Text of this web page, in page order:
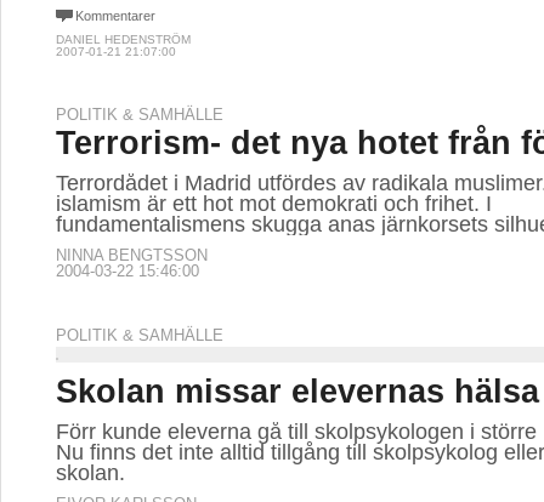
Kommentarer
DANIEL HEDENSTRÖM
2007-01-21 21:07:00
POLITIK & SAMHÄLLE
Terrorism- det nya hotet från
Terrordådet i Madrid utfördes av radikala
islamism är ett hot mot demokrati och frihet. I
fundamentalismens skugga anas järnkorsets
NINNA BENGTSSON
2004-03-22 15:46:00
POLITIK & SAMHÄLLE
Skolan missar elevernas hälsa
Förr kunde eleverna gå till skolpsykologen i större
Nu finns det inte alltid tillgång till skolpsykolog
skolan.